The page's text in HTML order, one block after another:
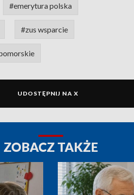
#emerytura polska
#zus wsparcie
UDOSTĘPNIJ NA X
ZOBACZ TAKŻE